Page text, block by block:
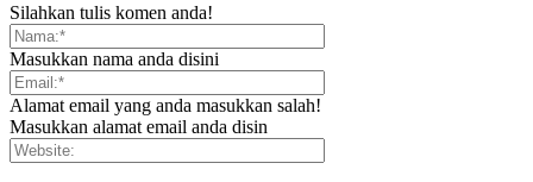
Silahkan tulis komen anda!
Masukkan nama anda disini
Alamat email yang anda masukkan salah!
Masukkan alamat email anda disin